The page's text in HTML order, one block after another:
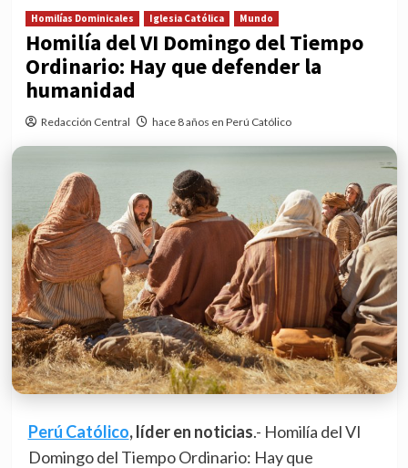
Homilías Dominicales Iglesia Católica Mundo
Homilía del VI Domingo del Tiempo
Ordinario: Hay que defender la
humanidad
Redacción Central hace 8 años en Perú Católico
Perú Católico, líder en noticias.- Homilía del VI
Domingo del Tiempo Ordinario: Hay que